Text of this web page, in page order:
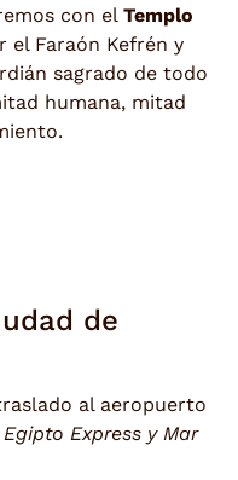
con el Templo
el Faraón Kefrén y
sagrado de todo
humana, mitad
de
al aeropuerto
Egipto Express y Mar